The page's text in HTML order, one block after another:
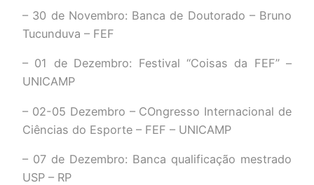
– 30 de Novembro: Banca de Doutorado – Bruno
Tucunduva – FEF
– 01 de Dezembro: Festival “Coisas da FEF” –
UNICAMP
– 02-05 Dezembro – COngresso Internacional de
Ciências do Esporte – FEF – UNICAMP
– 07 de Dezembro: Banca qualificação mestrado
USP – RP